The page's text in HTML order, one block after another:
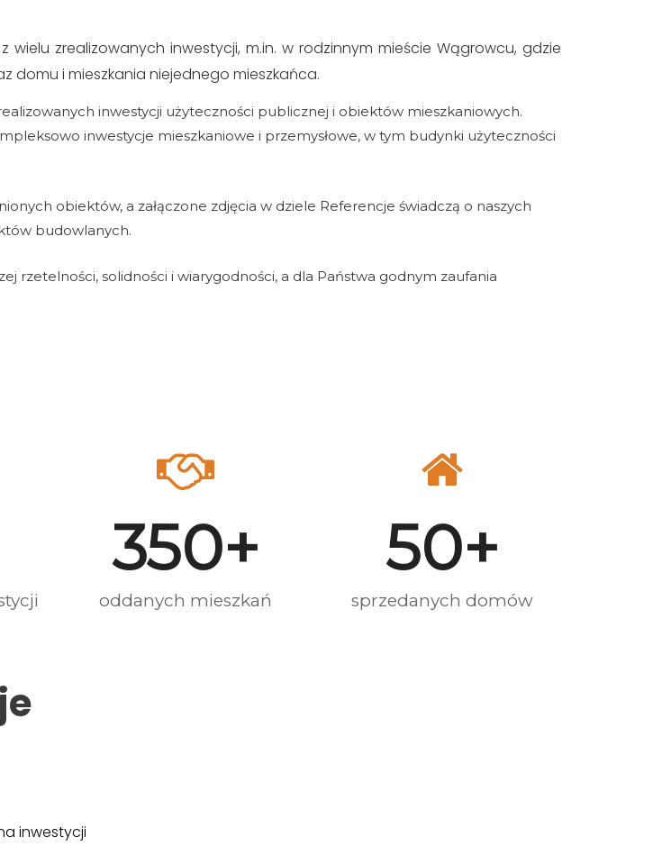
wielu zrealizowanych inwestycji, m.in. w rodzinnym mieście Wągrowcu, gdzie
domu i mieszkania niejednego mieszkańca.
inwestycji użyteczności publicznej i obiektów mieszkaniowych.
inwestycje mieszkaniowe i przemysłowe, w tym budynki użyteczności
obiektów, a załączone zdjęcia w dziele Referencje świadczą o naszych
budowlanych.
rzetelności, solidności i wiarygodności, a dla Państwa godnym zaufania
350+
oddanych mieszkań
50+
sprzedanych domów
inwestycji